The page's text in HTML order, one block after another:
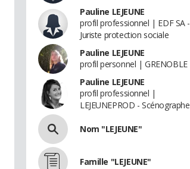
Pauline LEJEUNE
profil professionnel | EDF SA -
Juriste protection sociale
Pauline LEJEUNE
profil personnel | GRENOBLE
Pauline LEJEUNE
profil professionnel |
LEJEUNEPROD - Scénographe
Nom "LEJEUNE"
Famille "LEJEUNE"